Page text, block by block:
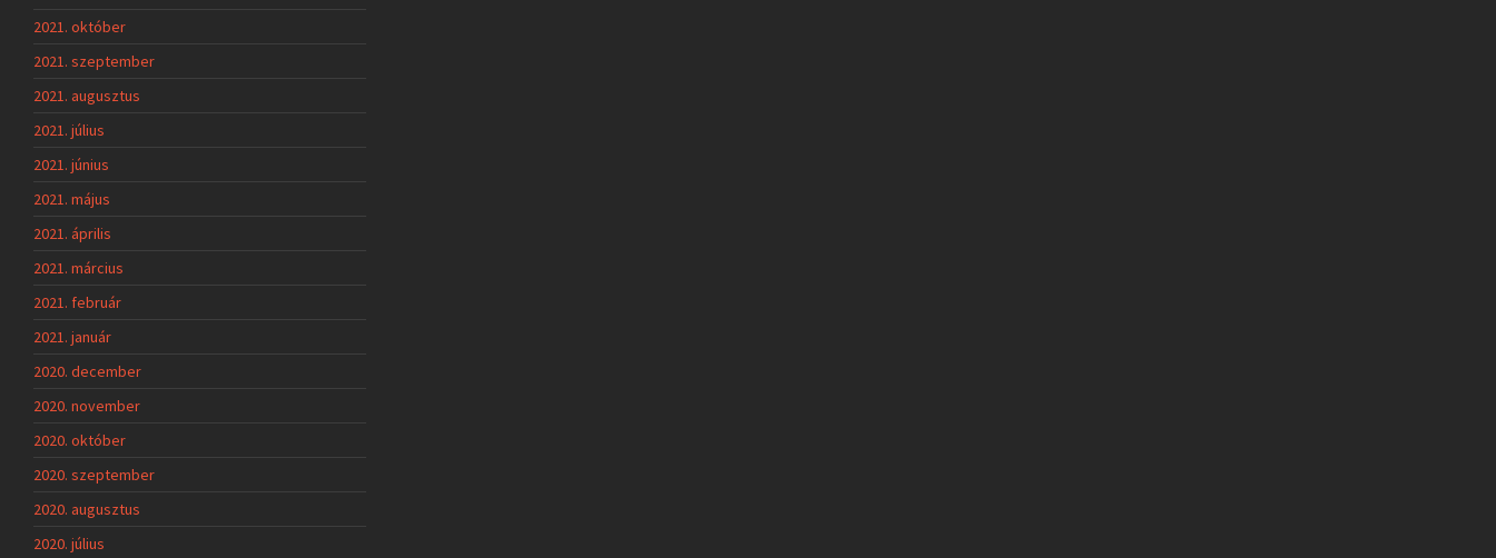
2021. október
2021. szeptember
2021. augusztus
2021. július
2021. június
2021. május
2021. április
2021. március
2021. február
2021. január
2020. december
2020. november
2020. október
2020. szeptember
2020. augusztus
2020. július